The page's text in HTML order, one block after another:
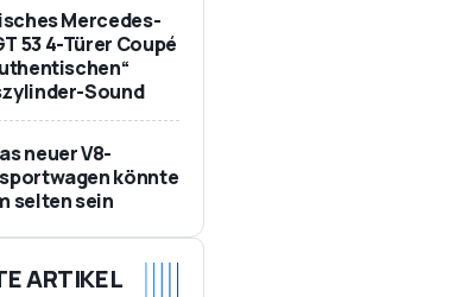
Mercedes-
53 4-Türer Coupé
Sound
neuer V8-
könnte
selten sein
ARTIKEL